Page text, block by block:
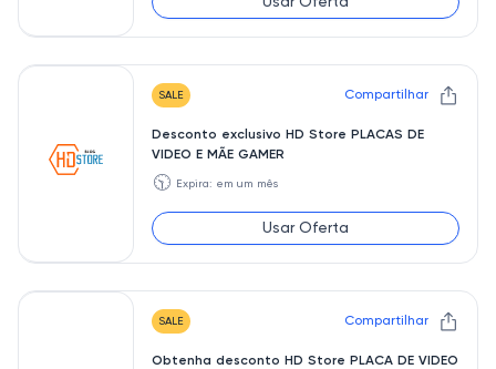
SALE Compartilhar
Desconto exclusivo HD Store PLACAS DE
VIDEO E MÃE GAMER
🕥 Expira: em um mês
Usar Oferta
SALE Compartilhar
Obtenha desconto HD Store PLACA DE VIDEO